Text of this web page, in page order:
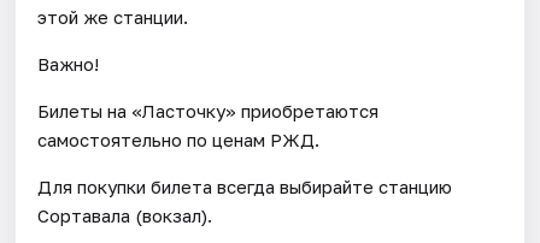
этой же станции.
Важно!
Билеты на «Ласточку» приобретаются
самостоятельно по ценам РЖД.
Для покупки билета всегда выбирайте станцию
Сортавала (вокзал).